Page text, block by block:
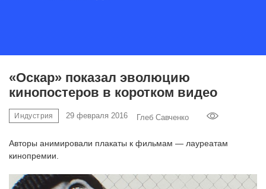
«Оскар» показал эволюцию
кинопостеров в коротком видео
Индустрия 29 февраля 2016 Глеб Савченко
Авторы анимировали плакаты к фильмам — лауреатам
кинопремии.